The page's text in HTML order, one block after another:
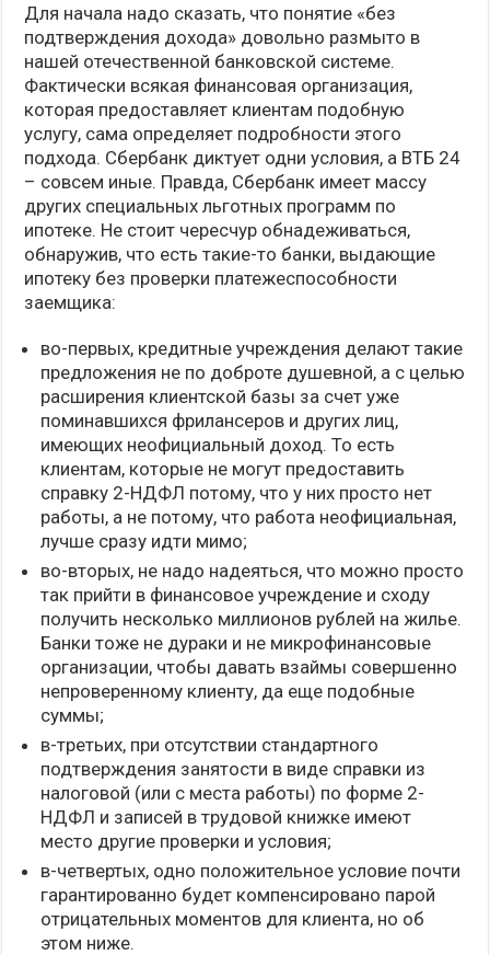
Для начала надо сказать, что понятие «без
подтверждения дохода» довольно размыто в
нашей отечественной банковской системе.
Фактически всякая финансовая организация,
которая предоставляет клиентам подобную
услугу, сама определяет подробности этого
подхода. Сбербанк диктует одни условия, а ВТБ 24
– совсем иные. Правда, Сбербанк имеет массу
других специальных льготных программ по
ипотеке. Не стоит чересчур обнадеживаться,
обнаружив, что есть такие-то банки, выдающие
ипотеку без проверки платежеспособности
заемщика:
во-первых, кредитные учреждения делают такие
предложения не по доброте душевной, а с целью
расширения клиентской базы за счет уже
поминавшихся фрилансеров и других лиц,
имеющих неофициальный доход. То есть
клиентам, которые не могут предоставить
справку 2-НДФЛ потому, что у них просто нет
работы, а не потому, что работа неофициальная,
лучше сразу идти мимо;
во-вторых, не надо надеяться, что можно просто
так прийти в финансовое учреждение и сходу
получить несколько миллионов рублей на жилье.
Банки тоже не дураки и не микрофинансовые
организации, чтобы давать взаймы совершенно
непроверенному клиенту, да еще подобные
суммы;
в-третьих, при отсутствии стандартного
подтверждения занятости в виде справки из
налоговой (или с места работы) по форме 2-
НДФЛ и записей в трудовой книжке имеют
место другие проверки и условия;
в-четвертых, одно положительное условие почти
гарантированно будет компенсировано парой
отрицательных моментов для клиента, но об
этом ниже.